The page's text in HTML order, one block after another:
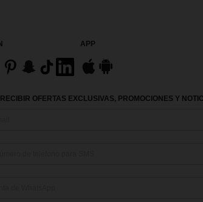
APP
OFERTAS EXCLUSIVAS, PROMOCIONES Y